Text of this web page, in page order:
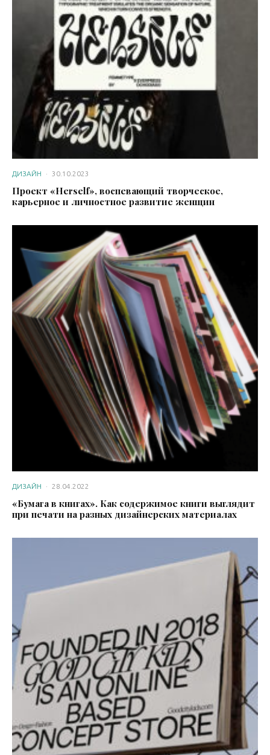
ДИЗАЙН · 30.10.2023
Проект «Herself», воспевающий творческое,
карьерное и личностное развитие женщин
ДИЗАЙН · 28.04.2022
«Бумага в книгах». Как содержимое книги выглядит
при печати на разных дизайнерских материалах